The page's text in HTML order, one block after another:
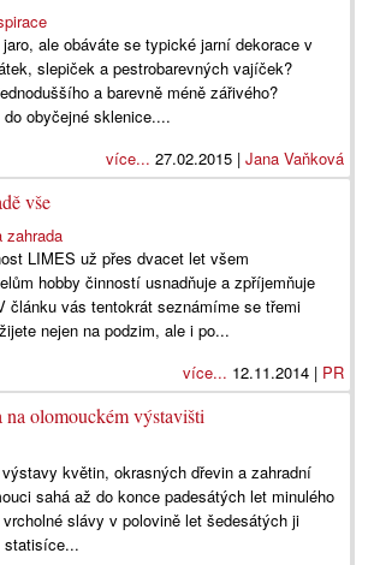
ale obáváte se typické jarní dekorace v
slepiček a pestrobarevných vajíček?
a barevně méně zářivého?
obyčejné sklenice....
více... 27.02.2015 | Jana Vaňková
vše
zahrada
LIMES už přes dvacet let všem
hobby činností usnadňuje a zpříjemňuje
článku vás tentokrát seznámíme se třemi
nejen na podzim, ale i po...
více... 12.11.2014 | PR
olomouckém výstavišti
květin, okrasných dřevin a zahradní
sahá až do konce padesátých let minulého
slávy v polovině let šedesátých ji
statisíce...